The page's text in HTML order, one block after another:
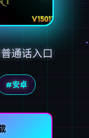
通话入口
#安卓